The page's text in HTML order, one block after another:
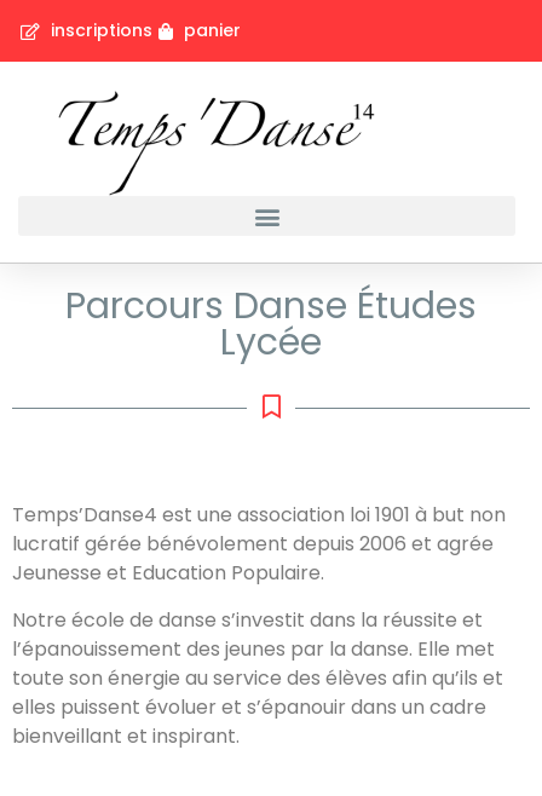
inscriptions panier
Parcours Danse Études
Lycée
Temps’Danse4 est une association loi 1901 à but non
lucratif gérée bénévolement depuis 2006 et agrée
Jeunesse et Education Populaire.
Notre école de danse s’investit dans la réussite et
l’épanouissement des jeunes par la danse. Elle met
toute son énergie au service des élèves afin qu’ils et
elles puissent évoluer et s’épanouir dans un cadre
bienveillant et inspirant.